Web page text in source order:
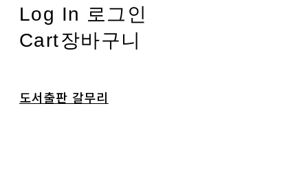
Log In 로그인
Cart장바구니
도서출판 갈무리